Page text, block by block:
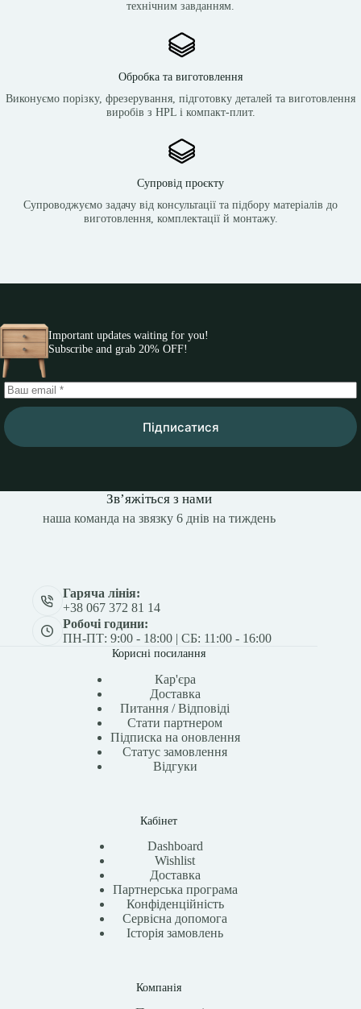
технічним завданням.
Обробка та виготовлення
Виконуємо порізку, фрезерування, підготовку деталей та виготовлення
виробів з HPL і компакт-плит.
Супровід проєкту
Супроводжуємо задачу від консультації та підбору матеріалів до
виготовлення, комплектації й монтажу.
Important updates waiting for you!
Subscribe and grab 20% OFF!
Підписатися
Зв’яжіться з нами
наша команда на звязку 6 днів на тиждень
Гаряча лінія:
+38 067 372 81 14
Робочі години:
ПН-ПТ: 9:00 - 18:00 | СБ: 11:00 - 16:00
Корисні посилання
Кар'єра
Доставка
Питання / Відповіді
Стати партнером
Підписка на оновлення
Статус замовлення
Відгуки
Кабінет
Dashboard
Wishlist
Доставка
Партнерська програма
Конфіденційність
Сервісна допомога
Історія замовлень
Компанія